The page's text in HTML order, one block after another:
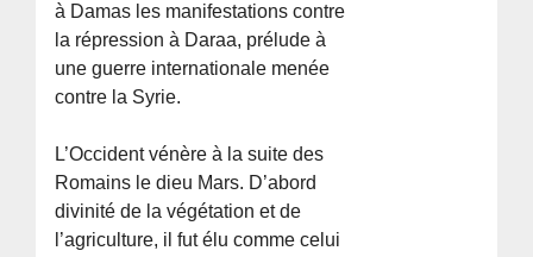
à Damas les manifestations contre
la répression à Daraa, prélude à
une guerre internationale menée
contre la Syrie.
L’Occident vénère à la suite des
Romains le dieu Mars. D’abord
divinité de la végétation et de
l’agriculture, il fut élu comme celui